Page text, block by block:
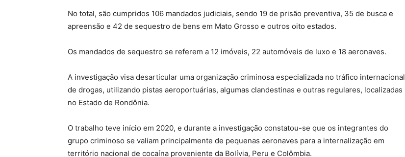
No total, são cumpridos 106 mandados judiciais, sendo 19 de prisão preventiva, 35 de busca e
apreensão e 42 de sequestro de bens em Mato Grosso e outros oito estados.
Os mandados de sequestro se referem a 12 imóveis, 22 automóveis de luxo e 18 aeronaves.
A investigação visa desarticular uma organização criminosa especializada no tráfico internacional
de drogas, utilizando pistas aeroportuárias, algumas clandestinas e outras regulares, localizadas
no Estado de Rondônia.
O trabalho teve início em 2020, e durante a investigação constatou-se que os integrantes do
grupo criminoso se valiam principalmente de pequenas aeronaves para a internalização em
território nacional de cocaína proveniente da Bolívia, Peru e Colômbia.